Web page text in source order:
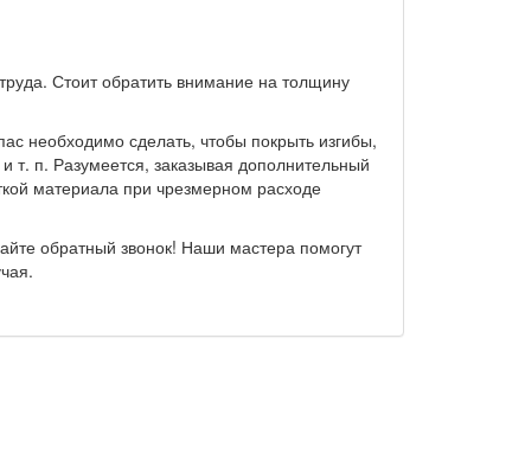
Стоит обратить внимание на толщину
необходимо сделать, чтобы покрыть изгибы,
т. п. Разумеется, заказывая дополнительный
материала при чрезмерном расходе
обратный звонок! Наши мастера помогут